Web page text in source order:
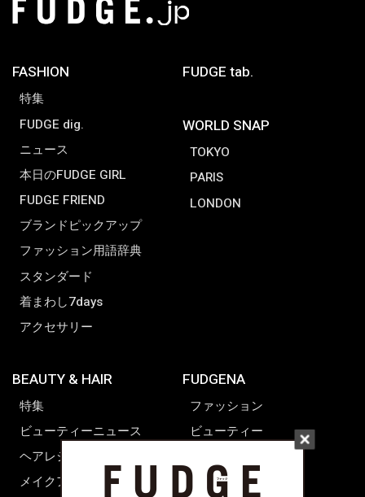
FASHION
特集
FUDGE dig.
ニュース
本日のFUDGE GIRL
FUDGE FRIEND
ブランドピックアップ
ファッション用語辞典
スタンダード
着まわし7days
アクセサリー
FUDGE tab.
WORLD SNAP
TOKYO
PARIS
LONDON
BEAUTY & HAIR
特集
ビューティーニュース
ヘアレシピ ストーリーズ
メイクアップティップス
FUDGENA
ファッション
ビューティー
ライフスタイル